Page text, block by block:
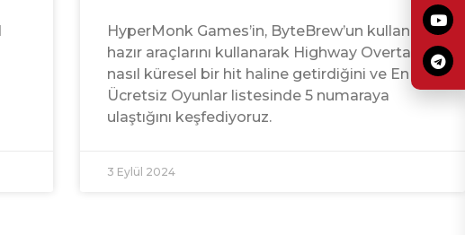
HyperMonk Games’in, ByteBrew’un kullanıma
hazır araçlarını kullanarak Highway Overtake’i
nasıl küresel bir hit haline getirdiğini ve En İyi
Ücretsiz Oyunlar listesinde 5 numaraya
ulaştığını keşfediyoruz.
3 Eylül 2024